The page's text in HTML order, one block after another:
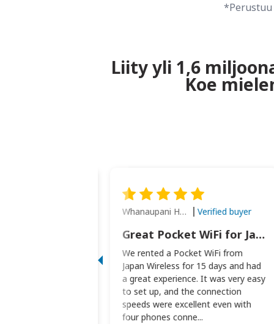
Liity yli 1,6
Koe
Whanaupani Henry Joseph Macown Verified buyer
Great Pocket WiFi for Japan Travel
We rented a Pocket WiFi from
Japan Wireless for 15 days and had
a great experience. It was very easy
to set up, and the connection
speeds were excellent even with
four phones conne...